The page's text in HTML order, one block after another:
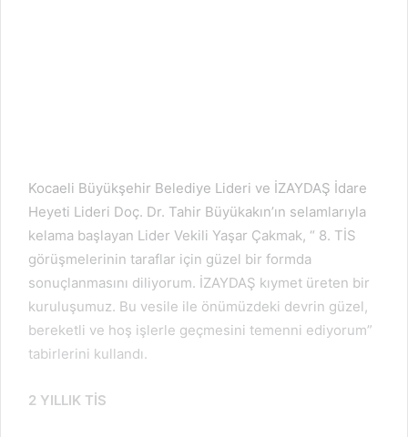
Kocaeli Büyükşehir Belediye Lideri ve İZAYDAŞ İdare
Heyeti Lideri Doç. Dr. Tahir Büyükakın’ın selamlarıyla
kelama başlayan Lider Vekili Yaşar Çakmak, “ 8. TİS
görüşmelerinin taraflar için güzel bir formda
sonuçlanmasını diliyorum. İZAYDAŞ kıymet üreten bir
kuruluşumuz. Bu vesile ile önümüzdeki devrin güzel,
bereketli ve hoş işlerle geçmesini temenni ediyorum”
tabirlerini kullandı.
2 YILLIK TİS